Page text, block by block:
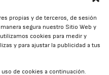
propias y de terceros, de sesión
segura nuestro Sitio Web y
cookies para medir y
y para ajustar la publicidad a tus
de cookies a continuación.